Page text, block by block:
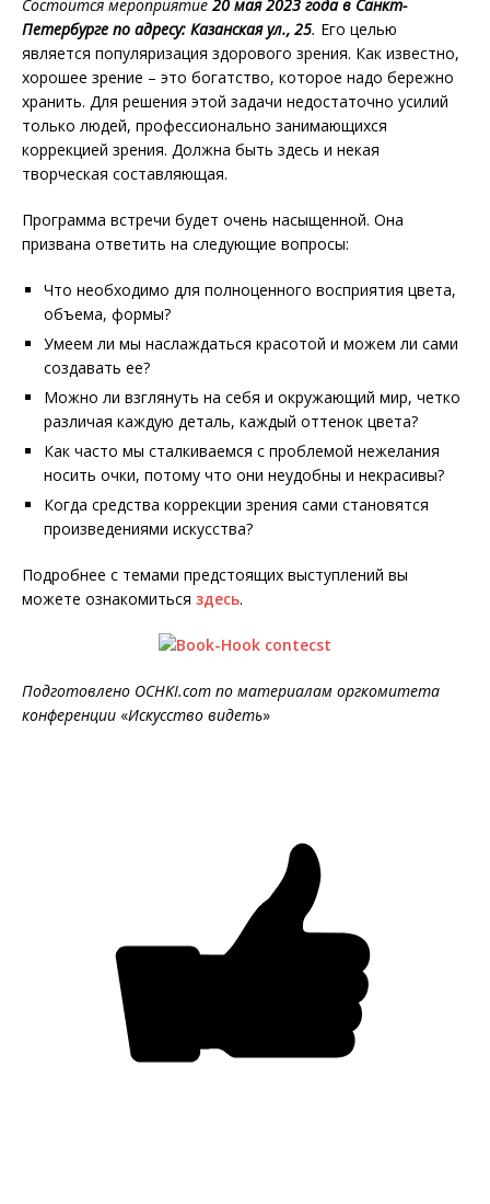
Состоится мероприятие 20 мая 2023 года в Санкт-
Петербурге по адресу: Казанская ул., 25. Его целью
является популяризация здорового зрения. Как известно,
хорошее зрение – это богатство, которое надо бережно
хранить. Для решения этой задачи недостаточно усилий
только людей, профессионально занимающихся
коррекцией зрения. Должна быть здесь и некая
творческая составляющая.
Программа встречи будет очень насыщенной. Она
призвана ответить на следующие вопросы:
Что необходимо для полноценного восприятия цвета,
объема, формы?
Умеем ли мы наслаждаться красотой и можем ли сами
создавать ее?
Можно ли взглянуть на себя и окружающий мир, четко
различая каждую деталь, каждый оттенок цвета?
Как часто мы сталкиваемся с проблемой нежелания
носить очки, потому что они неудобны и некрасивы?
Когда средства коррекции зрения сами становятся
произведениями искусства?
Подробнее с темами предстоящих выступлений вы
можете ознакомиться здесь.
Подготовлено OCHKI.com по материалам оргкомитета
конференции «Искусство видеть»